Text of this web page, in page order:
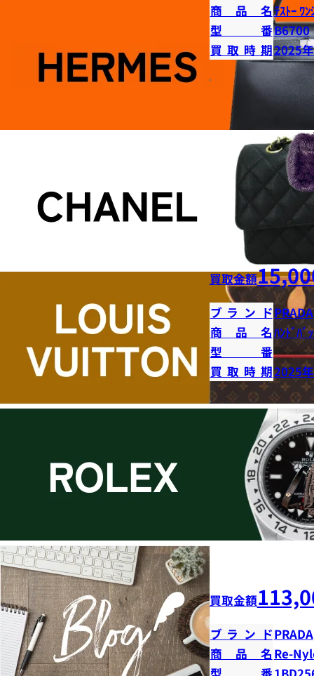
商品名ﾃｽﾄｰ ﾜﾝ
型番B6700
買取時期2025
買取金額
ブランドPRADA
商品名ﾊﾝﾄﾞﾊﾞ
型番
買取時期2025
買取金額
ブランドPRADA
商品名 Re-